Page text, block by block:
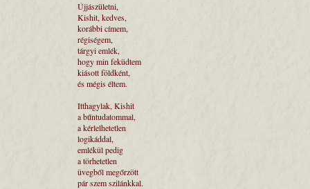
Újjászületni,
Kishit, kedves,
korábbi címem,
régiségem,
tárgyi emlék,
hogy min feküdtem
kiásott földként,
és mégis éltem.
Itthagylak, Kishit
a bűntudatommal,
a kérlelhetetlen
logikáddal,
emlékül pedig
a törhetetlen
üvegből megőrzött
pár szem szilánkkal.